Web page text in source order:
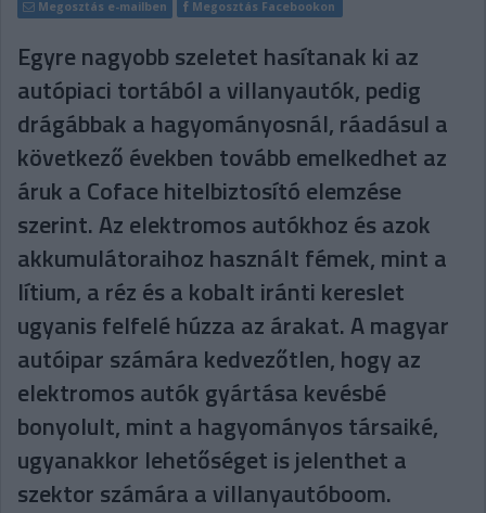
Megosztás e-mailben Megosztás Facebookon
Egyre nagyobb szeletet hasítanak ki az
autópiaci tortából a villanyautók, pedig
drágábbak a hagyományosnál, ráadásul a
következő években tovább emelkedhet az
áruk a Coface hitelbiztosító elemzése
szerint. Az elektromos autókhoz és azok
akkumulátoraihoz használt fémek, mint a
lítium, a réz és a kobalt iránti kereslet
ugyanis felfelé húzza az árakat. A magyar
autóipar számára kedvezőtlen, hogy az
elektromos autók gyártása kevésbé
bonyolult, mint a hagyományos társaiké,
ugyanakkor lehetőséget is jelenthet a
szektor számára a villanyautóboom.